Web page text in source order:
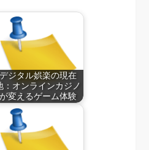
デジタル娯楽の現在
：オンラインカジノ
が変えるゲーム体験